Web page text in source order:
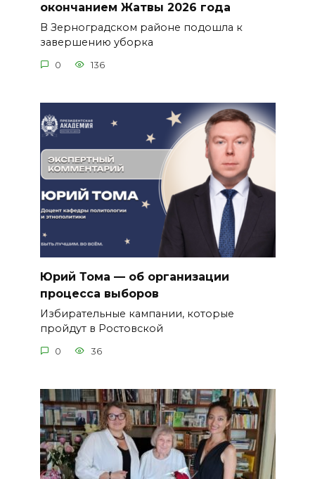
окончанием Жатвы 2026 года
В Зерноградском районе подошла к
завершению уборка
0 136
Юрий Тома — об организации
процесса выборов
Избирательные кампании, которые
пройдут в Ростовской
0 36